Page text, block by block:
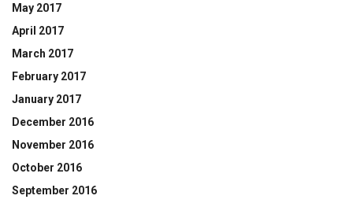
May 2017
April 2017
March 2017
February 2017
January 2017
December 2016
November 2016
October 2016
September 2016